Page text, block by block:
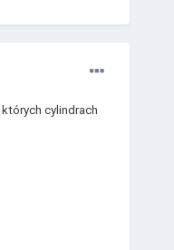
cylindrach